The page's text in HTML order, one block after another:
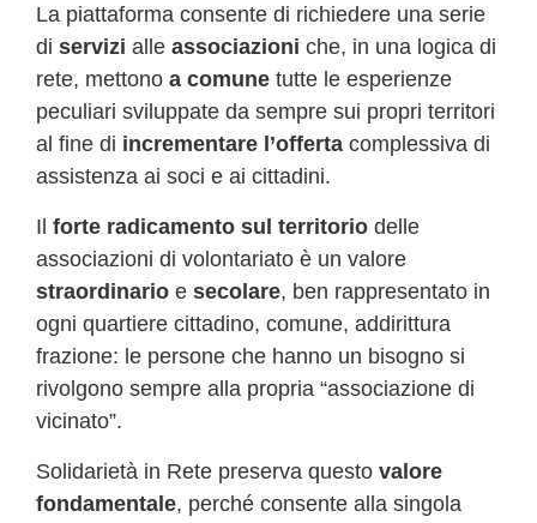
La piattaforma consente di richiedere una serie
di servizi alle associazioni che, in una logica di
rete, mettono a comune tutte le esperienze
peculiari sviluppate da sempre sui propri territori
al fine di incrementare l’offerta complessiva di
assistenza ai soci e ai cittadini.
Il forte radicamento sul territorio delle
associazioni di volontariato è un valore
straordinario e secolare, ben rappresentato in
ogni quartiere cittadino, comune, addirittura
frazione: le persone che hanno un bisogno si
rivolgono sempre alla propria “associazione di
vicinato”.
Solidarietà in Rete preserva questo valore
fondamentale, perché consente alla singola